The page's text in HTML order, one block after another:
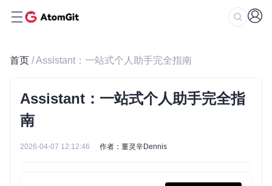
首页 / Assistant：一站式个人助手完全指南
Assistant：一站式个人助手完全指
南
2026-04-07 12:12:46 作者：董灵辛Dennis